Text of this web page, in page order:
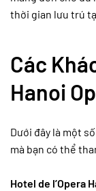
thời gian lưu trú
Các
Hanoi
Dưới đây là một
mà bạn có thể
Hotel de l’Opera